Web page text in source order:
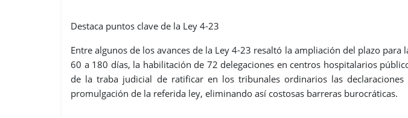
Destaca puntos clave de la Ley 4-23
Entre algunos de los avances de la Ley 4-23 resaltó la ampliación del plazo para
60 a 180 días, la habilitación de 72 delegaciones en centros hospitalarios
de la traba judicial de ratificar en los tribunales ordinarios las declaraciones
promulgación de la referida ley, eliminando así costosas barreras burocráticas.